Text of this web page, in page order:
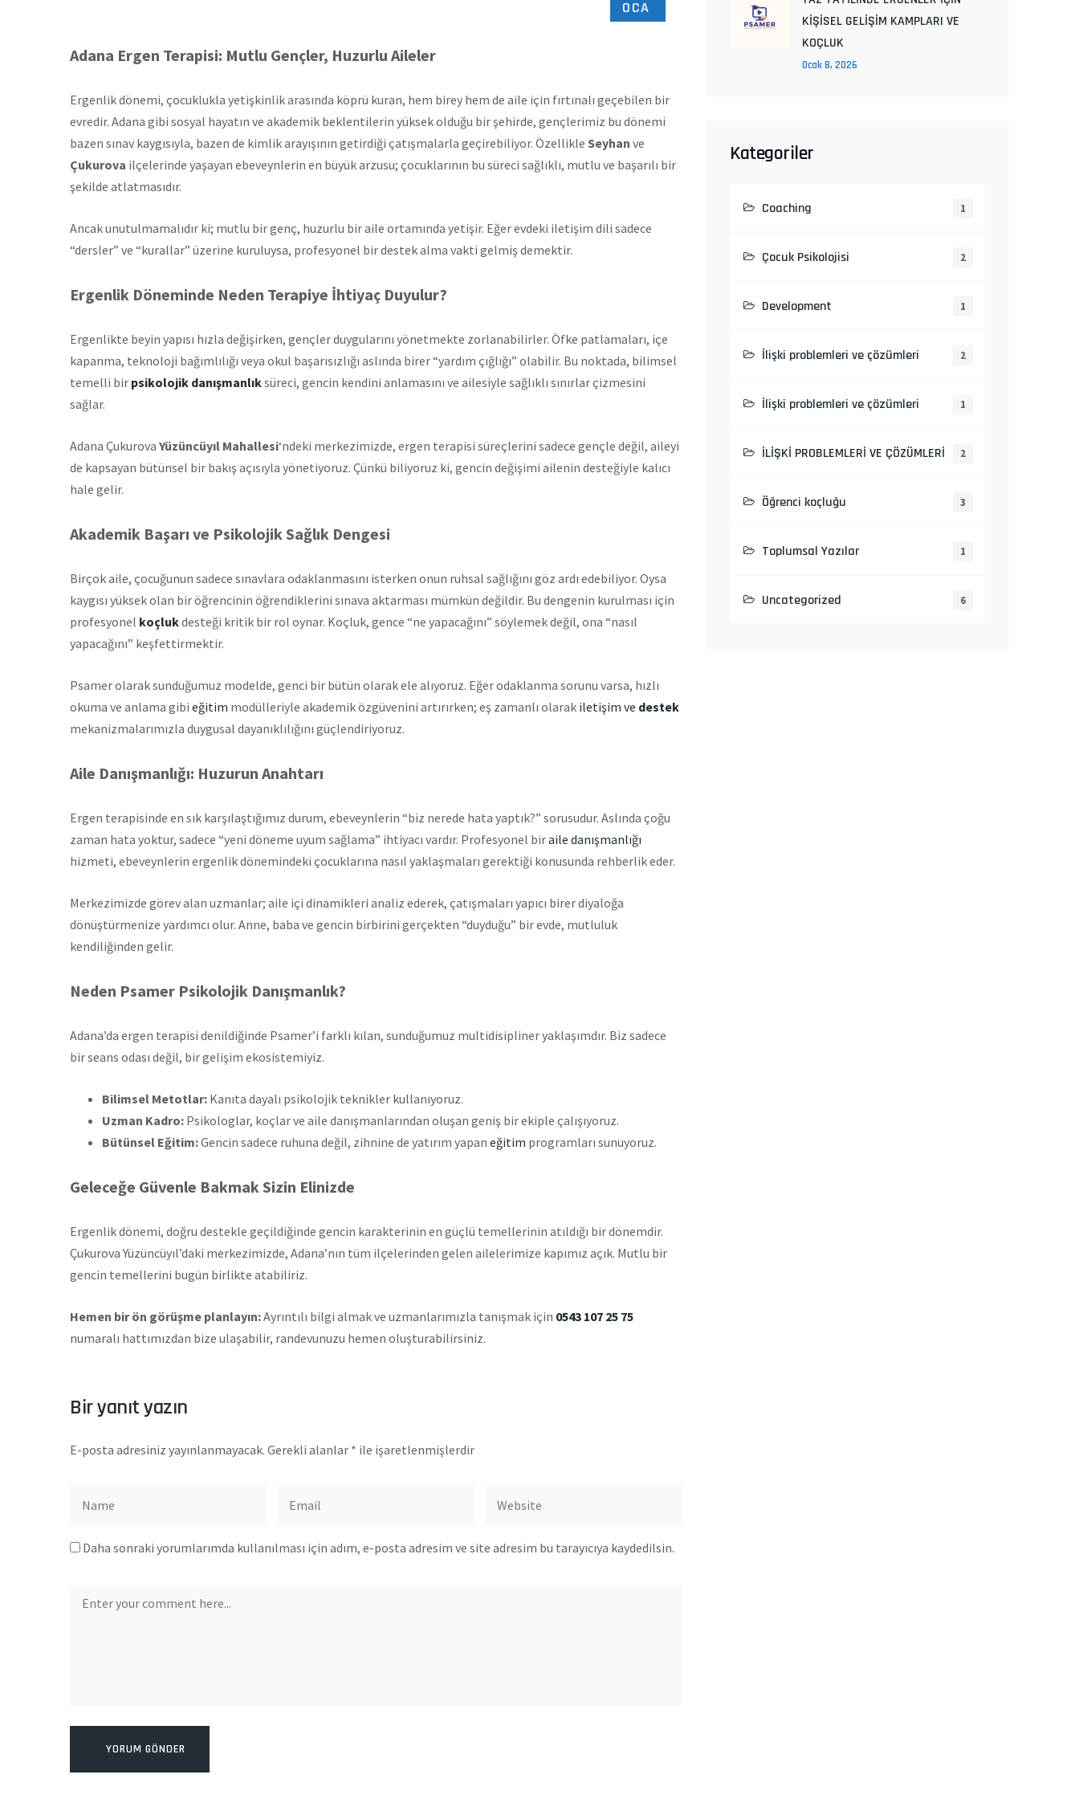
OCA
Adana Ergen Terapisi: Mutlu Gençler, Huzurlu Aileler
Ergenlik dönemi, çocuklukla yetişkinlik arasında köprü kuran, hem birey hem de aile için fırtınalı geçebilen bir
evredir. Adana gibi sosyal hayatın ve akademik beklentilerin yüksek olduğu bir şehirde, gençlerimiz bu dönemi
bazen sınav kaygısıyla, bazen de kimlik arayışının getirdiği çatışmalarla geçirebiliyor. Özellikle Seyhan ve
Çukurova ilçelerinde yaşayan ebeveynlerin en büyük arzusu; çocuklarının bu süreci sağlıklı, mutlu ve başarılı bir
şekilde atlatmasıdır.
Ancak unutulmamalıdır ki; mutlu bir genç, huzurlu bir aile ortamında yetişir. Eğer evdeki iletişim dili sadece
“dersler” ve “kurallar” üzerine kuruluysa, profesyonel bir destek alma vakti gelmiş demektir.
Ergenlik Döneminde Neden Terapiye İhtiyaç Duyulur?
Ergenlikte beyin yapısı hızla değişirken, gençler duygularını yönetmekte zorlanabilirler. Öfke patlamaları, içe
kapanma, teknoloji bağımlılığı veya okul başarısızlığı aslında birer “yardım çığlığı” olabilir. Bu noktada, bilimsel
temelli bir psikolojik danışmanlıksüreci, gencin kendini anlamasını ve ailesiyle sağlıklı sınırlar çizmesini
sağlar.
Adana Çukurova Yüzüncüyıl Mahallesi‘ndeki merkezimizde, ergen terapisi süreçlerini sadece gençle değil, aileyi
de kapsayan bütünsel bir bakış açısıyla yönetiyoruz. Çünkü biliyoruz ki, gencin değişimi ailenin desteğiyle kalıcı
hale gelir.
Akademik Başarı ve Psikolojik Sağlık Dengesi
Birçok aile, çocuğunun sadece sınavlara odaklanmasını isterken onun ruhsal sağlığını göz ardı edebiliyor. Oysa
kaygısı yüksek olan bir öğrencinin öğrendiklerini sınava aktarması mümkün değildir. Bu dengenin kurulması için
profesyonel koçlukdesteği kritik bir rol oynar. Koçluk, gence “ne yapacağını” söylemek değil, ona “nasıl
yapacağını” keşfettirmektir.
Psamer olarak sunduğumuz modelde, genci bir bütün olarak ele alıyoruz. Eğer odaklanma sorunu varsa, hızlı
okuma ve anlama gibi eğitim modülleriyle akademik özgüvenini artırırken; eş zamanlı olarak iletişim ve destek
mekanizmalarımızla duygusal dayanıklılığını güçlendiriyoruz.
Aile Danışmanlığı: Huzurun Anahtarı
Ergen terapisinde en sık karşılaştığımız durum, ebeveynlerin “biz nerede hata yaptık?” sorusudur. Aslında çoğu
zaman hata yoktur, sadece “yeni döneme uyum sağlama” ihtiyacı vardır. Profesyonel biraile danışmanlığı
hizmeti, ebeveynlerin ergenlik dönemindeki çocuklarına nasıl yaklaşmaları gerektiği konusunda rehberlik eder.
Merkezimizde görev alan uzmanlar; aile içi dinamikleri analiz ederek, çatışmaları yapıcı birer diyaloğa
dönüştürmenize yardımcı olur. Anne, baba ve gencin birbirini gerçekten “duyduğu” bir evde, mutluluk
kendiliğinden gelir.
Neden Psamer Psikolojik Danışmanlık?
Adana’da ergen terapisi denildiğinde Psamer’i farklı kılan, sunduğumuz multidisipliner yaklaşımdır. Biz sadece
bir seans odası değil, bir gelişim ekosistemiyiz.
Bilimsel Metotlar: Kanıta dayalı psikolojik teknikler kullanıyoruz.
Uzman Kadro: Psikologlar, koçlar ve aile danışmanlarından oluşan geniş bir ekiple çalışıyoruz.
Bütünsel Eğitim:Gencin sadece ruhuna değil, zihnine de yatırım yapan eğitim programları sunuyoruz.
Geleceğe Güvenle Bakmak Sizin Elinizde
Ergenlik dönemi, doğru destekle geçildiğinde gencin karakterinin en güçlü temellerinin atıldığı bir dönemdir.
Çukurova Yüzüncüyıl’daki merkezimizde, Adana’nın tüm ilçelerinden gelen ailelerimize kapımız açık. Mutlu bir
gencin temellerini bugün birlikte atabiliriz.
Hemen bir ön görüşme planlayın:Ayrıntılı bilgi almak ve uzmanlarımızla tanışmak için 0543 107 25 75
numaralı hattımızdan bize ulaşabilir, randevunuzu hemen oluşturabilirsiniz.
Bir yanıt yazın
E-posta adresiniz yayınlanmayacak. Gerekli alanlar * ile işaretlenmişlerdir
Daha sonraki yorumlarımda kullanılması için adım, e-posta adresim ve site adresim bu tarayıcıya kaydedilsin.
KİŞİSEL GELİŞİM KAMPLARI VE
KOÇLUK
Ocak 8, 2026
Kategoriler
Coaching 1
Çocuk Psikolojisi 2
Development 1
İlişki problemleri ve çözümleri 2
İlişki problemleri ve çözümleri 1
İLİŞKİ PROBLEMLERİ VE ÇÖZÜMLERİ 2
Öğrenci koçluğu 3
Toplumsal Yazılar 1
Uncategorized 6